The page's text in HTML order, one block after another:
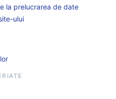
la prelucrarea de date
ului